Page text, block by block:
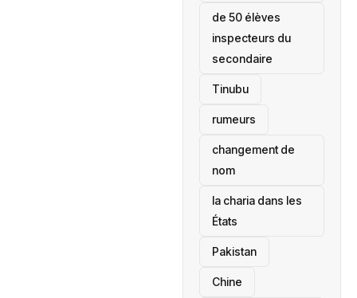
de 50 élèves
inspecteurs du
secondaire
Tinubu
rumeurs
changement de
nom
la charia dans les
États
‎Pakistan
Chine